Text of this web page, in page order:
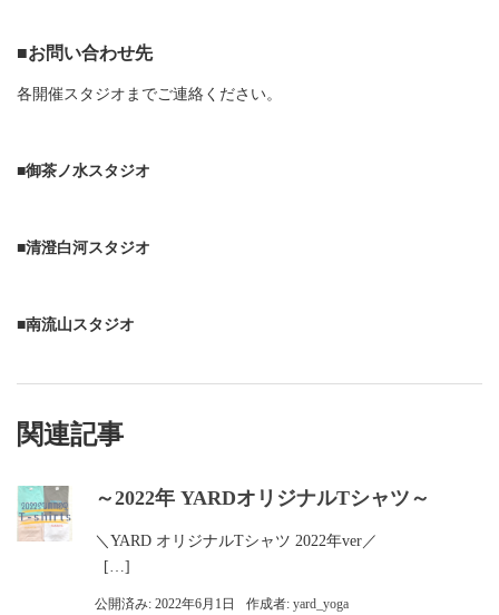
■お問い合わせ先
各開催スタジオまでご連絡ください。
■御茶ノ水スタジオ
■清澄白河スタジオ
■南流山スタジオ
関連記事
～2022年 YARDオリジナルTシャツ～
＼YARD オリジナルTシャツ 2022年ver／
[…]
公開済み: 2022年6月1日 作成者: yard_yoga